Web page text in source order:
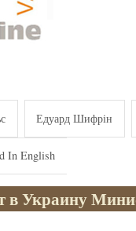
Едуард Шифрін
In English
в Украину